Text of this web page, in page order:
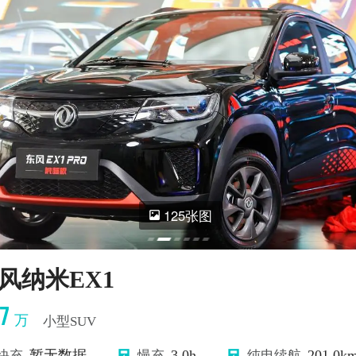
125张图
纳米EX1
万 小型SUV